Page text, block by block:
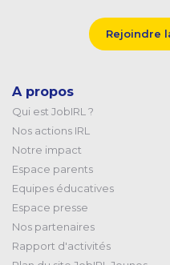
Rejoindre
A propos
Qui est JobIRL ?
Nos actions IRL
Notre impact
Espace parents
Equipes éducatives
Espace presse
Nos partenaires
Rapport d'activités